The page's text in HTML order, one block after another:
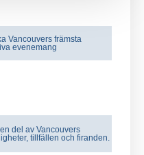
Vancouvers främsta
evenemang
del av Vancouvers
tillfällen och firanden.